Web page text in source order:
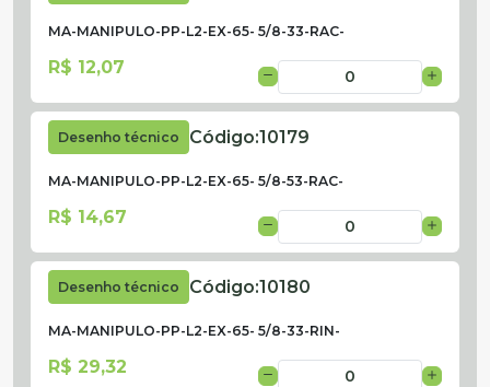
MA-MANIPULO-PP-L2-EX-65- 5/8-33-RAC-
R$ 12,07
Desenho técnico Código:10179
MA-MANIPULO-PP-L2-EX-65- 5/8-53-RAC-
R$ 14,67
Desenho técnico Código:10180
MA-MANIPULO-PP-L2-EX-65- 5/8-33-RIN-
R$ 29,32